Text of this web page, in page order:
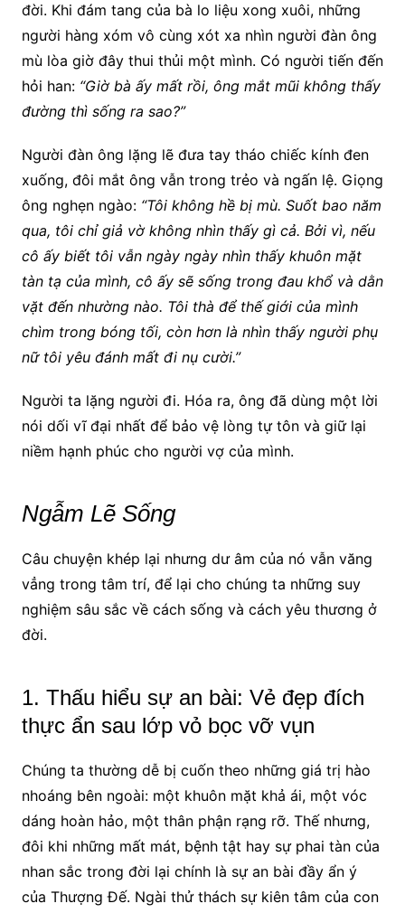
đời. Khi đám tang của bà lo liệu xong xuôi, những
người hàng xóm vô cùng xót xa nhìn người đàn ông
mù lòa giờ đây thui thủi một mình. Có người tiến đến
hỏi han: “Giờ bà ấy mất rồi, ông mắt mũi không thấy
đường thì sống ra sao?”
Người đàn ông lặng lẽ đưa tay tháo chiếc kính đen
xuống, đôi mắt ông vẫn trong trẻo và ngấn lệ. Giọng
ông nghẹn ngào: “Tôi không hề bị mù. Suốt bao năm
qua, tôi chỉ giả vờ không nhìn thấy gì cả. Bởi vì, nếu
cô ấy biết tôi vẫn ngày ngày nhìn thấy khuôn mặt
tàn tạ của mình, cô ấy sẽ sống trong đau khổ và dằn
vặt đến nhường nào. Tôi thà để thế giới của mình
chìm trong bóng tối, còn hơn là nhìn thấy người phụ
nữ tôi yêu đánh mất đi nụ cười.”
Người ta lặng người đi. Hóa ra, ông đã dùng một lời
nói dối vĩ đại nhất để bảo vệ lòng tự tôn và giữ lại
niềm hạnh phúc cho người vợ của mình.
Ngẫm Lẽ Sống
Câu chuyện khép lại nhưng dư âm của nó vẫn văng
vẳng trong tâm trí, để lại cho chúng ta những suy
nghiệm sâu sắc về cách sống và cách yêu thương ở
đời.
1. Thấu hiểu sự an bài: Vẻ đẹp đích
thực ẩn sau lớp vỏ bọc vỡ vụn
Chúng ta thường dễ bị cuốn theo những giá trị hào
nhoáng bên ngoài: một khuôn mặt khả ái, một vóc
dáng hoàn hảo, một thân phận rạng rỡ. Thế nhưng,
đôi khi những mất mát, bệnh tật hay sự phai tàn của
nhan sắc trong đời lại chính là sự an bài đầy ẩn ý
của Thượng Đế. Ngài thử thách sự kiên tâm của con